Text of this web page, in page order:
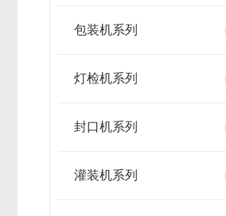
包装机系列
灯检机系列
封口机系列
灌装机系列